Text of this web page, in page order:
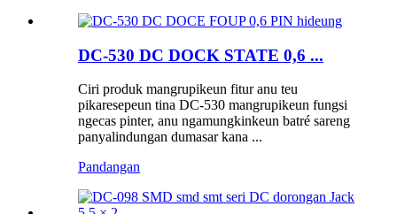
DC-530 DC DOCK STATE 0,6 ...
Ciri produk mangrupikeun fitur anu teu
pikaresepeun tina DC-530 mangrupikeun fungsi
ngecas pinter, anu ngamungkinkeun batré sareng
panyalindungan dumasar kana ...
Pandangan